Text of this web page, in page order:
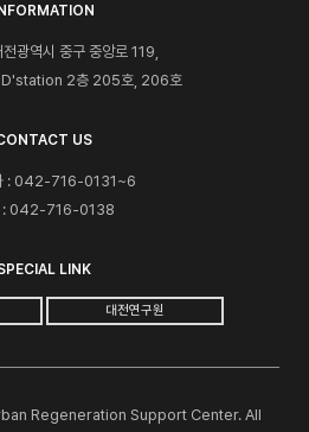
광역시 중구 중앙로 119,
D'station 2층 205호, 206호
US
: 042-716-0131~6
: 042-716-0138
LINK
대전연구원
Regeneration Support Center. All